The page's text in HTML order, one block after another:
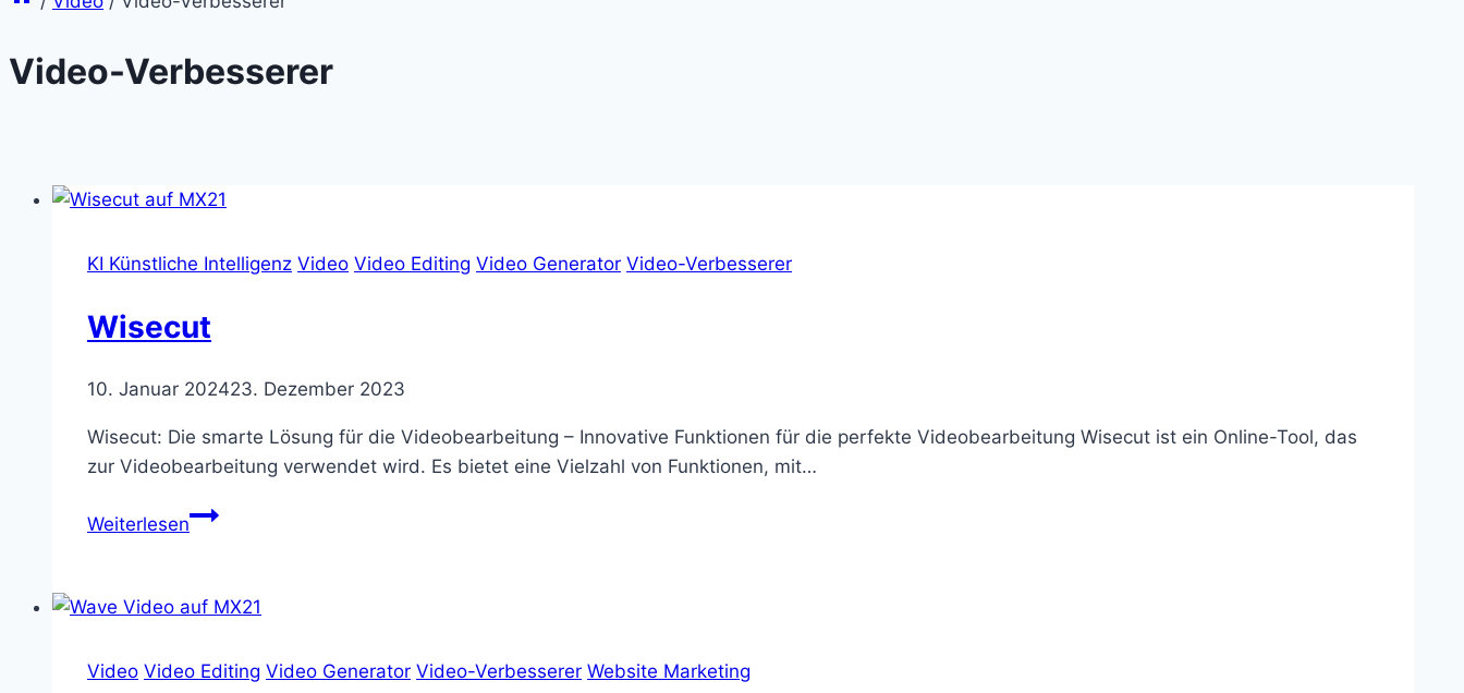
Video-Verbesserer
KI Künstliche Intelligenz Video Video Editing Video Generator Video-Verbesserer
Wisecut
10. Januar 202423. Dezember 2023
Wisecut: Die smarte Lösung für die Videobearbeitung – Innovative Funktionen für die perfekte Videobearbeitung Wisecut ist ein Online-Tool, das
zur Videobearbeitung verwendet wird. Es bietet eine Vielzahl von Funktionen, mit…
WeiterlesenWisecut
Video Video Editing Video Generator Video-Verbesserer Website Marketing